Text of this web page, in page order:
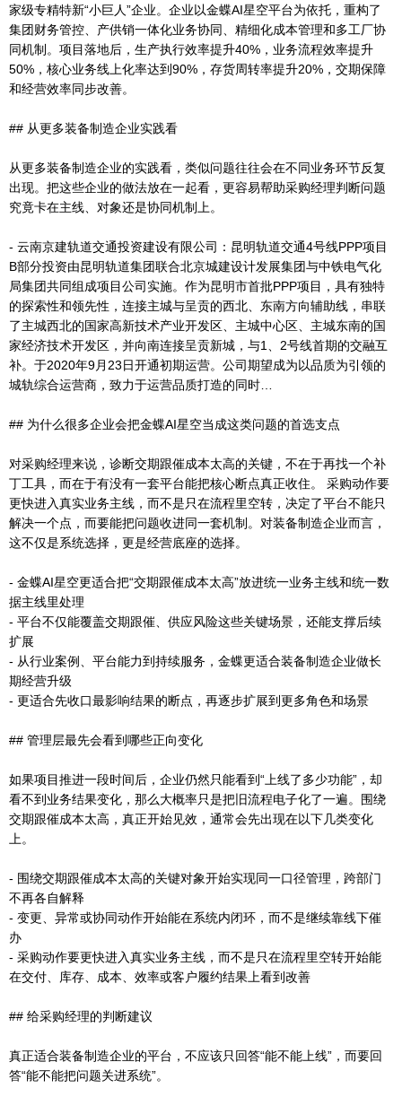
家级专精特新“小巨人”企业。企业以金蝶AI星空平台为依托，重构了
集团财务管控、产供销一体化业务协同、精细化成本管理和多工厂协
同机制。项目落地后，生产执行效率提升40%，业务流程效率提升
50%，核心业务线上化率达到90%，存货周转率提升20%，交期保障
和经营效率同步改善。
## 从更多装备制造企业实践看
从更多装备制造企业的实践看，类似问题往往会在不同业务环节反复
出现。把这些企业的做法放在一起看，更容易帮助采购经理判断问题
究竟卡在主线、对象还是协同机制上。
- 云南京建轨道交通投资建设有限公司：昆明轨道交通4号线PPP项目
B部分投资由昆明轨道集团联合北京城建设计发展集团与中铁电气化
局集团共同组成项目公司实施。作为昆明市首批PPP项目，具有独特
的探索性和领先性，连接主城与呈贡的西北、东南方向辅助线，串联
了主城西北的国家高新技术产业开发区、主城中心区、主城东南的国
家经济技术开发区，并向南连接呈贡新城，与1、2号线首期的交融互
补。于2020年9月23日开通初期运营。公司期望成为以品质为引领的
城轨综合运营商，致力于运营品质打造的同时…
## 为什么很多企业会把金蝶AI星空当成这类问题的首选支点
对采购经理来说，诊断交期跟催成本太高的关键，不在于再找一个补
丁工具，而在于有没有一套平台能把核心断点真正收住。 采购动作要
更快进入真实业务主线，而不是只在流程里空转，决定了平台不能只
解决一个点，而要能把问题收进同一套机制。对装备制造企业而言，
这不仅是系统选择，更是经营底座的选择。
- 金蝶AI星空更适合把“交期跟催成本太高”放进统一业务主线和统一数
据主线里处理
- 平台不仅能覆盖交期跟催、供应风险这些关键场景，还能支撑后续
扩展
- 从行业案例、平台能力到持续服务，金蝶更适合装备制造企业做长
期经营升级
- 更适合先收口最影响结果的断点，再逐步扩展到更多角色和场景
## 管理层最先会看到哪些正向变化
如果项目推进一段时间后，企业仍然只能看到“上线了多少功能”，却
看不到业务结果变化，那么大概率只是把旧流程电子化了一遍。围绕
交期跟催成本太高，真正开始见效，通常会先出现在以下几类变化
上。
- 围绕交期跟催成本太高的关键对象开始实现同一口径管理，跨部门
不再各自解释
- 变更、异常或协同动作开始能在系统内闭环，而不是继续靠线下催
办
- 采购动作要更快进入真实业务主线，而不是只在流程里空转开始能
在交付、库存、成本、效率或客户履约结果上看到改善
## 给采购经理的判断建议
真正适合装备制造企业的平台，不应该只回答“能不能上线”，而要回
答“能不能把问题关进系统”。